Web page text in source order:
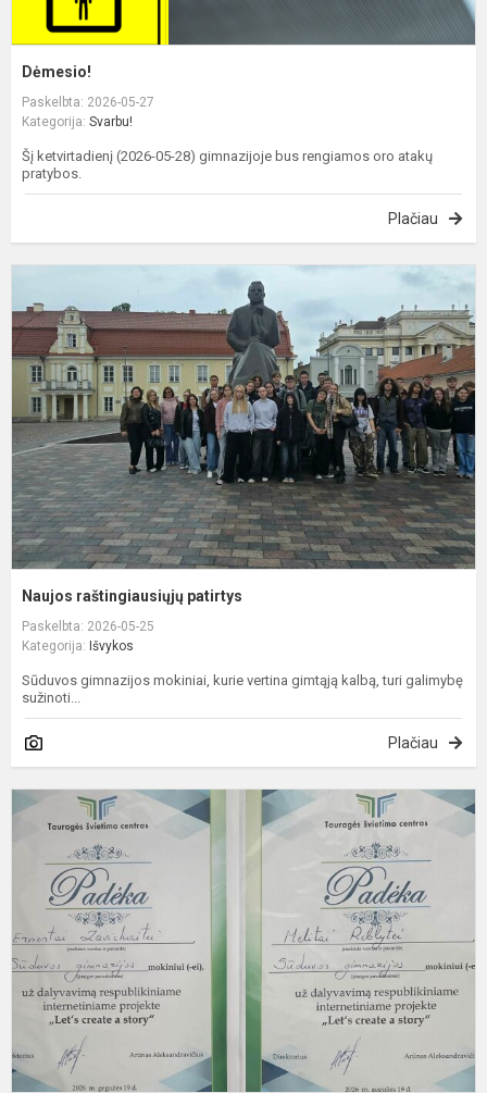
Dėmesio!
Paskelbta: 2026-05-27
Kategorija: Svarbu!
Šį ketvirtadienį (2026-05-28) gimnazijoje bus rengiamos oro atakų
pratybos.
Plačiau
Naujos raštingiausiųjų patirtys
Paskelbta: 2026-05-25
Kategorija: Išvykos
Sūduvos gimnazijos mokiniai, kurie vertina gimtąją kalbą, turi galimybę
sužinoti...
Plačiau